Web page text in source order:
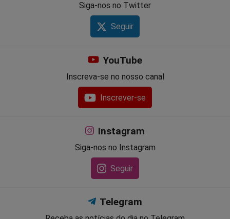
Siga-nos no Twitter
Seguir
YouTube
Inscreva-se no nosso canal
Inscrever-se
Instagram
Siga-nos no Instagram
Seguir
Telegram